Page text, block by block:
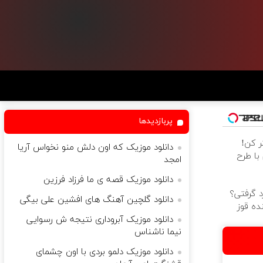
کن!
با طرح
گرفتی؟
قوز
پربازدیدها
دانلود موزیک که اون دلش منو نخواس آریا
امجد
دانلود موزیک قصه ی ما فرزاد فرزین
دانلود گلچین آهنگ های افشین علی بیگی
دانلود موزیک آبروداری نتیجه ش رسوایی
نیما ناشناس
دانلود موزیک دلمو بردی با اون چشمای